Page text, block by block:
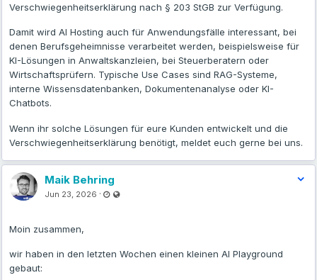
Verschwiegenheitserklärung nach § 203 StGB zur Verfügung.
Damit wird AI Hosting auch für Anwendungsfälle interessant, bei
denen Berufsgeheimnisse verarbeitet werden, beispielsweise für
KI-Lösungen in Anwaltskanzleien, bei Steuerberatern oder
Wirtschaftsprüfern. Typische Use Cases sind RAG-Systeme,
interne Wissensdatenbanken, Dokumentenanalyse oder KI-
Chatbots.
Wenn ihr solche Lösungen für eure Kunden entwickelt und die
Verschwiegenheitserklärung benötigt, meldet euch gerne bei uns.
Maik Behring
Jun 23, 2026 · Last updated Jun 23, 2026 - 2:18 AM
Moin zusammen,
wir haben in den letzten Wochen einen kleinen AI Playground
gebaut: